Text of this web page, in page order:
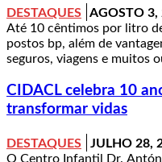
DESTAQUES
AGOSTO 3,
Até 10 cêntimos por litro
postos bp, além de
seguros, viagens e muitos
CIDACL celebra 10
transformar vidas
DESTAQUES
JULHO 28,
O Centro Infantil Dr.